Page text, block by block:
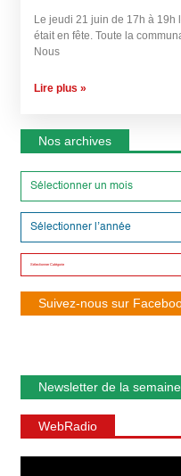
Le jeudi 21 juin de 17h à
était en fête. Toute la
Nous
Lire plus »
Nos archives
Suivez-nous sur
Newsletter de la semaine
WebRadio